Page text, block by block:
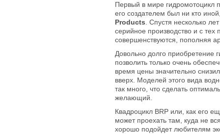
Первый в мире гидромотоцикл
его создателем был ни кто
Products. Спустя несколько
серийное производство и с тех
совершенствуются, пополняя
Довольно долго приобретение
позволить только очень
время цены значительно
вверх. Моделей этого вида
так много, что сделать
желающий.
Квадроцикл BRP или, как его
может проехать там, куда не
хорошо подойдет любителям